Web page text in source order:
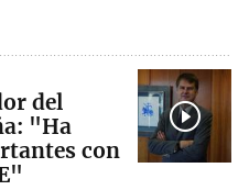
del
"Ha
con